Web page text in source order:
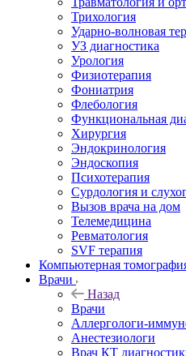
Трихология
Ударно-волновая
УЗ диагностика
Урология
Физиотерапия
Фониатрия
Флебология
Функциональная
Хирургия
Эндокринология
Эндоскопия
Психотерапия
Сурдология и
Вызов врача на дом
Телемедицина
Ревматология
SVF терапия
Компьютерная
Врачи
Назад
Врачи
Аллергологи-
Анестезиологи
Врач КТ